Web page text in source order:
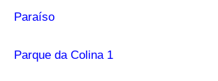
Paraíso
Parque da Colina 1